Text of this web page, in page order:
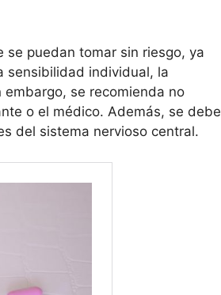
puedan tomar sin riesgo, ya
sensibilidad individual, la
se recomienda no
o el médico. Además, se debe
del sistema nervioso central.